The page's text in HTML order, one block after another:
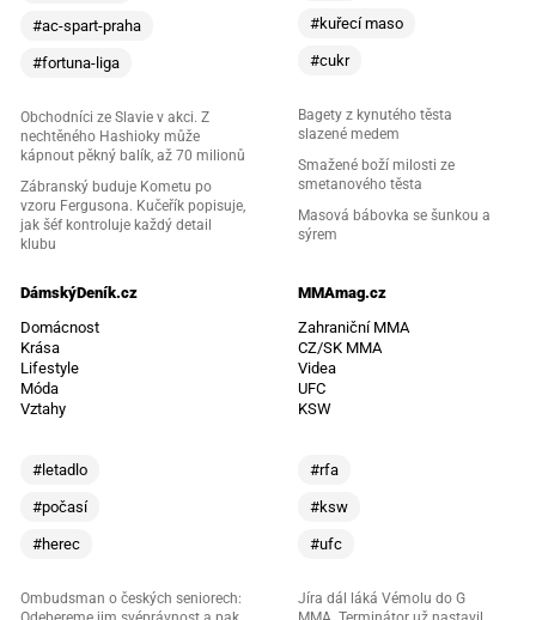
#ac-spart-praha
#fortuna-liga
Obchodníci ze Slavie v akci. Z
nechtěného Hashioky může
kápnout pěkný balík, až 70 milionů
Zábranský buduje Kometu po
vzoru Fergusona. Kučeřík popisuje,
jak šéf kontroluje každý detail
klubu
#kuřecí maso
#cukr
Bagety z kynutého těsta
slazené medem
Smažené boží milosti ze
smetanového těsta
Masová bábovka se šunkou a
sýrem
DámskýDeník.cz
Domácnost
Krása
Lifestyle
Móda
Vztahy
#letadlo
#počasí
#herec
Ombudsman o českých seniorech:
MMAmag.cz
Zahraniční MMA
CZ/SK MMA
Videa
UFC
KSW
#rfa
#ksw
#ufc
Jíra dál láká Vémolu do G